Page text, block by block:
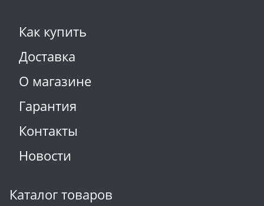
Как купить
Доставка
О магазине
Гарантия
Контакты
Новости
Каталог товаров